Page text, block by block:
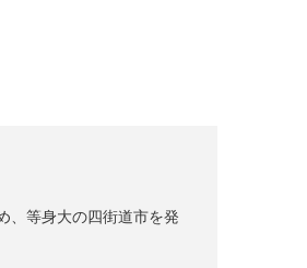
、等身大の四街道市を発